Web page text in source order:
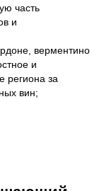
часть
и
верментино
и
региона за
вин;